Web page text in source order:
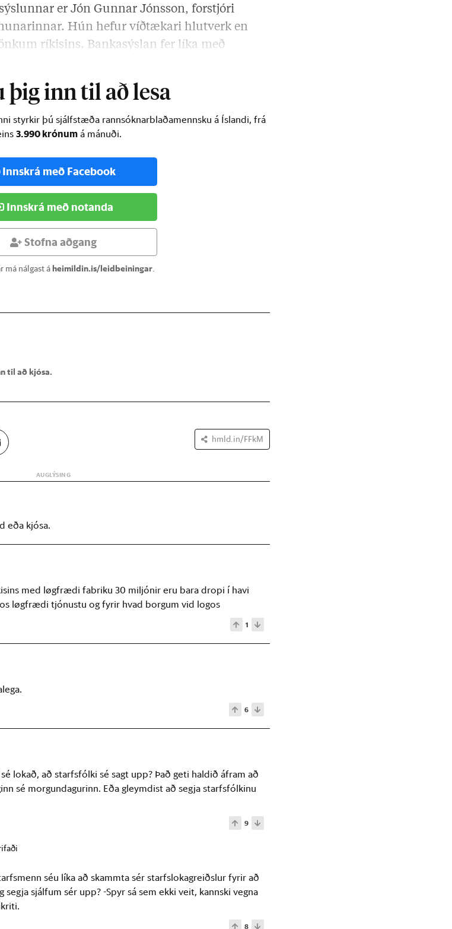
er Jón Gunnar Jónsson, forstjóri
Hún hefur víðtækari hlutverk en
ríkisins. Bankasýslan fer líka með
þig inn til að lesa
styrkir þú sjálfstæða rannsóknarblaðamennsku á Íslandi, frá
3.990 krónumá mánuði.
Innskrá með Facebook
Innskrá með notanda
Stofna aðgang
má nálgast á heimildin.is/leidbeiningar.
til að kjósa.
hmld.in/FFkM
eða kjósa.
med løgfrædi fabriku 30 miljónir eru bara dropi í havi
løgfrædi tjónustu og fyrir hvad borgum vid logos
1
6
lokað, að starfsfólki sé sagt upp? Það geti haldið áfram að
sé morgundagurinn. Eða gleymdist að segja starfsfólkinu
9
séu líka að skammta sér starfslokagreiðslur fyrir að
sjálfum sér upp? -Spyr sá sem ekki veit, kannski vegna
8